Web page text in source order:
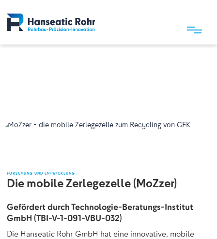
FORSCHUNG UND ENTWICKLUNG
Die mobileZerlegezelle (MoZzer)
Gefördert durch Technologie-Beratungs-Institut
GmbH (TBI-V-1-091-VBU-032)
Die Hanseatic Rohr GmbH hat eine innovative, mobile